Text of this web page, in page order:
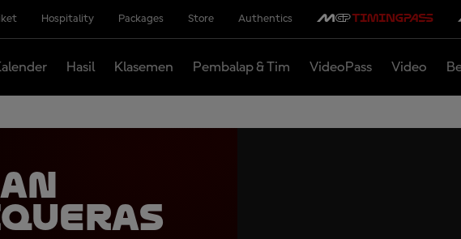
Hospitality Packages Store Authentics
Hasil Klasemen Pembalap & Tim VideoPass Video